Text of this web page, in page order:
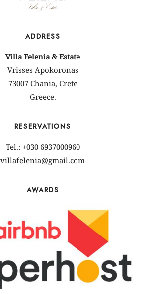
ADDRESS
Villa Felenia & Estate
Vrisses Apokoronas
73007 Chania, Crete
Greece.
RESERVATIONS
Tel.: +030 6937000960
villafelenia@gmail.com
AWARDS